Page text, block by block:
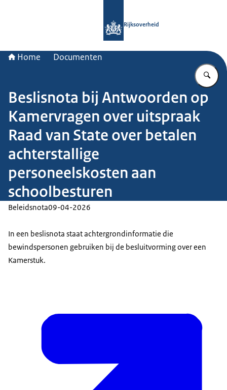
Rijksoverheid
Home Documenten
Beslisnota bij Antwoorden op
Kamervragen over uitspraak
Raad van State over betalen
achterstallige
personeelskosten aan
schoolbesturen
Beleidsnota09-04-2026
In een beslisnota staat achtergrondinformatie die
bewindspersonen gebruiken bij de besluitvorming over een
Kamerstuk.